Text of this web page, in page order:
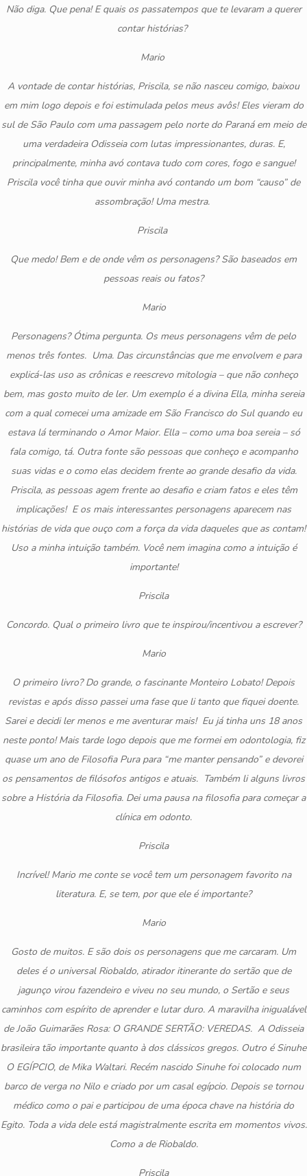
Não diga. Que pena! E quais os passatempos que te levaram a querer
contar histórias?
Mario
A vontade de contar histórias, Priscila, se não nasceu comigo, baixou
em mim logo depois e foi estimulada pelos meus avôs! Eles vieram do
sul de São Paulo com uma passagem pelo norte do Paraná em meio de
uma verdadeira Odisseia com lutas impressionantes, duras. E,
principalmente, minha avó contava tudo com cores, fogo e sangue!
Priscila você tinha que ouvir minha avó contando um bom “causo” de
assombração! Uma mestra.
Priscila
Que medo! Bem e de onde vêm os personagens? São baseados em
pessoas reais ou fatos?
Mario
Personagens? Ótima pergunta. Os meus personagens vêm de pelo
menos três fontes. Uma. Das circunstâncias que me envolvem e para
explicá-las uso as crônicas e reescrevo mitologia – que não conheço
bem, mas gosto muito de ler. Um exemplo é a divina Ella, minha sereia
com a qual comecei uma amizade em São Francisco do Sul quando eu
estava lá terminando o Amor Maior. Ella – como uma boa sereia – só
fala comigo, tá. Outra fonte são pessoas que conheço e acompanho
suas vidas e o como elas decidem frente ao grande desafio da vida.
Priscila, as pessoas agem frente ao desafio e criam fatos e eles têm
implicações! E os mais interessantes personagens aparecem nas
histórias de vida que ouço com a força da vida daqueles que as contam!
Uso a minha intuição também. Você nem imagina como a intuição é
importante!
Priscila
Concordo. Qual o primeiro livro que te inspirou/incentivou a escrever?
Mario
O primeiro livro? Do grande, o fascinante Monteiro Lobato! Depois
revistas e após disso passei uma fase que li tanto que fiquei doente.
Sarei e decidi ler menos e me aventurar mais! Eu já tinha uns 18 anos
neste ponto! Mais tarde logo depois que me formei em odontologia, fiz
quase um ano de Filosofia Pura para “me manter pensando” e devorei
os pensamentos de filósofos antigos e atuais. Também li alguns livros
sobre a História da Filosofia. Dei uma pausa na filosofia para começar a
clínica em odonto.
Priscila
Incrível! Mario me conte se você tem um personagem favorito na
literatura. E, se tem, por que ele é importante?
Mario
Gosto de muitos. E são dois os personagens que me carcaram. Um
deles é o universal Riobaldo, atirador itinerante do sertão que de
jagunço virou fazendeiro e viveu no seu mundo, o Sertão e seus
caminhos com espírito de aprender e lutar duro. A maravilha inigualável
de João Guimarães Rosa: O GRANDE SERTÃO: VEREDAS. A Odisseia
brasileira tão importante quanto à dos clássicos gregos. Outro é Sinuhe
O EGÍPCIO, de Mika Waltari. Recém nascido Sinuhe foi colocado num
barco de verga no Nilo e criado por um casal egípcio. Depois se tornou
médico como o pai e participou de uma época chave na história do
Egito. Toda a vida dele está magistralmente escrita em momentos vivos.
Como a de Riobaldo.
Priscila